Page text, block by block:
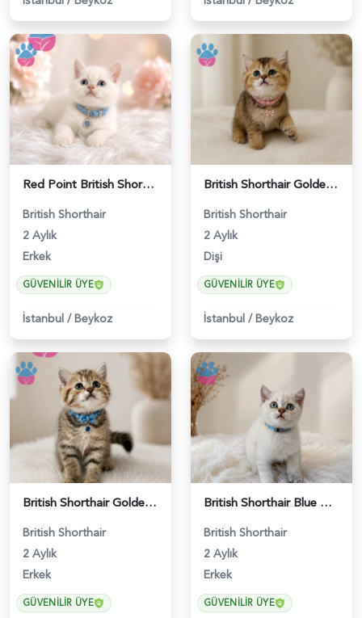
Red Point British Shorthair Erkek - 4692
British Shorthair
2 Aylık
Erkek
GÜVENILIR ÜYE
İstanbul /Beykoz
British Shorthair Golden Chinchilla Dişi - 5207
British Shorthair
2 Aylık
Dişi
GÜVENILIR ÜYE
İstanbul /Beykoz
British Shorthair Golden Black Erkek - 5208
British Shorthair
2 Aylık
Erkek
GÜVENILIR ÜYE
British Shorthair Blue Point Erkek Yavrumuz - 5211
British Shorthair
2 Aylık
Erkek
GÜVENILIR ÜYE